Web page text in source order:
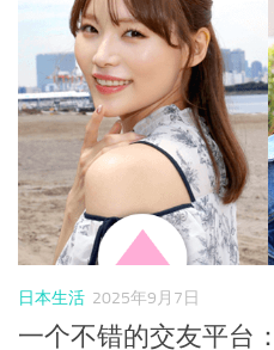
日本生活 2025年9月7日
一个不错的交友平台